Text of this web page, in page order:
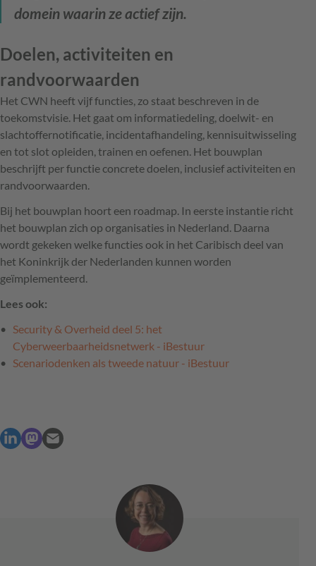
domein waarin ze actief zijn.
Doelen, activiteiten en
randvoorwaarden
Het CWN heeft vijf functies, zo staat beschreven in de
toekomstvisie. Het gaat om informatiedeling, doelwit- en
slachtoffernotificatie, incidentafhandeling, kennisuitwisseling
en tot slot opleiden, trainen en oefenen. Het bouwplan
beschrijft per functie concrete doelen, inclusief activiteiten en
randvoorwaarden.
Bij het bouwplan hoort een roadmap. In eerste instantie richt
het bouwplan zich op organisaties in Nederland. Daarna
wordt gekeken welke functies ook in het Caribisch deel van
het Koninkrijk der Nederlanden kunnen worden
geïmplementeerd.
Lees ook:
Security & Overheid deel 5: het
Cyberweerbaarheidsnetwerk - iBestuur
Scenariodenken als tweede natuur - iBestuur